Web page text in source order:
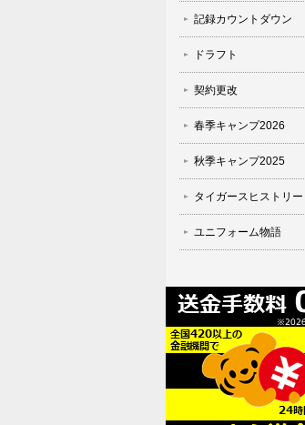
記録カウントダウン
ドラフト
契約更改
春季キャンプ2026
秋季キャンプ2025
タイガースヒストリー
ユニフォーム物語